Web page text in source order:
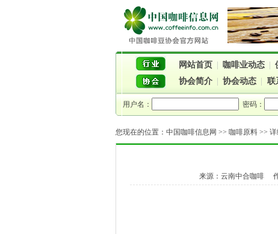
网站首页 咖啡业动态
协会简介
协会动态 联
用户名： 密码：
您现在的位置： 中国咖啡信息网 >> 咖啡原料 >>
来源：云南中合咖啡